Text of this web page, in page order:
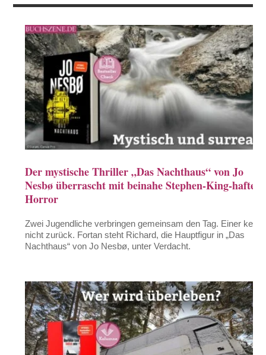
Der mystische Thriller „Das Nachthaus“ von Jo
Nesbø überrascht mit beinahe Stephen-King-haftem
Horror
Zwei Jugendliche verbringen gemeinsam den Tag. Einer kehrt
nicht zurück. Fortan steht Richard, die Hauptfigur in „Das
Nachthaus“ von Jo Nesbø, unter Verdacht.